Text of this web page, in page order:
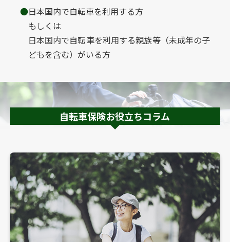
日本国内で自転車を利用する方
もしくは
日本国内で自転車を利用する親族等（未成年の子
どもを含む）がいる方
自転車保険お役立ちコラム